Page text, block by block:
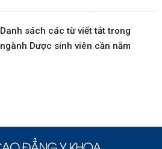
Danh sách các từ viết tắt trong
ngành Dược sinh viên cần nắm